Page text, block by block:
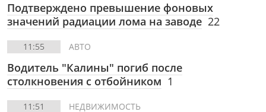
Подтверждено превышение фоновых
значений радиации лома на заводе 22
11:55 АВТО
Водитель "Калины" погиб после
столкновения с отбойником 1
11:51 НЕДВИЖИМОСТЬ